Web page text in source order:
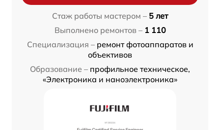
Стаж работы мастером – 5 лет
Выполнено ремонтов – 1 110
Специализация – ремонт фотоаппаратов и
объективов
Образование – профильное техническое,
«Электроника и наноэлектроника»